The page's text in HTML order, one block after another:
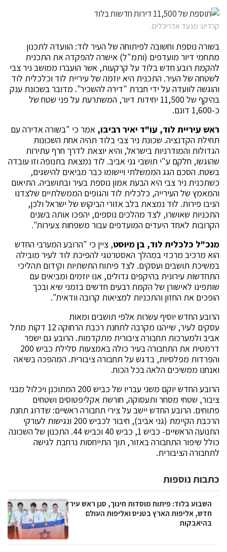
קרדיט: מנעד אדריכלים.
בשורה נוספת וחשובה לפיתוחה של העיר לוד: הוועדה לתכנון
מתחמי דיור מועדפים (ותמ"ל) אישרה להפקדה את התכנית
להקמת רובע חדש בלוד על קרקעות, אשר הועברו ממושב ניר צבי
לשטחה של העיר. התכנית היא יוזמה של עיריית לוד וכלכלית לוד
והוגשה לוועדה על ידי חברת "דירה להשכיר". מדובר בשכונת ענק
בהיקף של 11,500 יחידות דיור, המשתרעת על פני שטח של
כ-1,600 דונם.
ראש עיריית לוד, עו"ד יאיר רביבו, אמר כי "בשורה אדירה עם
תחילת הקדנציה. שכונת ניר צבי בלוד תהיה אחת השכונות
הגדולות והמודרניות בישראל, והיא יוצאת לדרך חרף עתירות
שהוגשו, חלקם ע"י תושבי גני אביב. לוד נמצאת בתנופה וזו עובדה
בשטח. הסכם הגג הממשלתי ויישומו כבר מביאים להישגים,
כשתכנית ניר צבי היא הבעת אמון נוספת בעיר ובתושביה. התיאום
והמאמץ של העירייה, כלכלית לוד והגופים הממשלתיים שלצדנו
הניבו פירות. לוד נמצאת בלב אזורי הביקוש של ישראל ולכן,
התכניות שאושרו, לצד מהלכים נוספים, יהפכו אותה בשנים
הקרובות לאחד היעדים המועדפים עבור משפחות צעירות".
מנכ"ל כלכלית לוד, בן מיוסט, ציין כי "הרובע המערבי החדש
הוא מרכיב מרכזי במהלך האסטרטגי להפיכת לוד לעיר מובילה
במשיכת תושבים ועסקים. לצד פיתוח התשתיות וקידום תהליכי
התחדשות עירונית בהיקפים גדולים, אנו יוזמים ומביאים עם
שותפינו לאישורן של הקמת רבעים חדשים בזמני שיא ובכך
הופכים את החזון והתכניות למציאות קרובה וודאית".
הרובע החדש יוסיף עשרות אלפי תושבים ומאות
עסקים לעיר, שייהנו מקרבה לתחנת רכבת הרחוקה 12 דקות מתל
אביב ולמערכות תחבורה ציבורית מתקדמות. הרובע גם ישפר
דרמטית את התחבורה בעיר כולה באמצעות סלילת כביש 200
והפרדות מפלסיות, בדגש על תחבורה ציבורית. המהפכה בשיאה
ואנחנו ממשיכים הלאה בכל הכוח.
הרובע החדש יוקם משני עבריו של כביש 200 המתוכנן ויכלול מבני
ציבור, שטחי מסחר ותעסוקה, חורשת אקליפטוסים ושטחים
פתוחים. הרובע החדש יישב על צירי תחבורה ראשיים: שדרוג תחנת
הרכבת הקיימת (גני אביב), חיבור לכביש 200 ונגישות לעורקי
התנועה הראשיים- כביש 1, כביש 40 וכביש 44. התכנון של השכונה
כולל שיפור התחבורה באזור, תוך התייחסות נרחבת לגישה
לתחבורה הציבורית.
כתבות נוספות
השבוע בלוד: פיתוח מוסדות חינוך, סגן ראש עיר
חדש, אליפות הארץ בטניס ואליפות העולם
בהיאבקות